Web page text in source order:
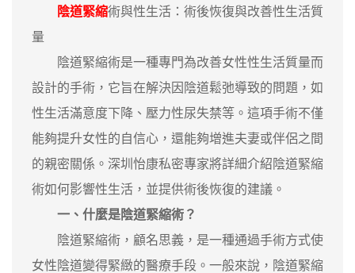
陰道緊縮術與性生活：術後恢復與改善性生活質
量
陰道緊縮術是一種專門為改善女性性生活質量而
設計的手術，它旨在解決因陰道鬆弛導致的問題，如
性生活滿意度下降、壓力性尿失禁等。這項手術不僅
能夠提升女性的自信心，還能夠增進夫妻或伴侶之間
的親密關係。深圳怡康私密專家將詳細介紹陰道緊縮
術如何影響性生活，並提供術後恢復的建議。
一、什麼是陰道緊縮術？
陰道緊縮術，顧名思義，是一種通過手術方式使
女性陰道變得緊緻的醫療手段。一般來說，陰道緊縮